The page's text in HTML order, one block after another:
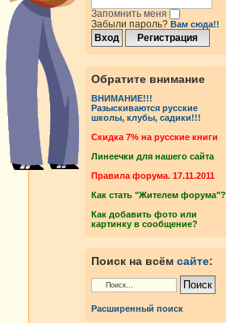
Запомнить меня
Забыли пароль? Вам сюда!!
Обратите внимание
ВНИМАНИЕ!!!
Разыскиваются русские
школы, клубы, садики!!!
Cкидка 7% на русские книги
Линеечки для нашего сайта
Правила форума. 17.11.2011
Как стать "Жителем форума"?
Как добавить фото или
картинку в сообщение?
Поиск на всём сайте:
Расширенный поиск